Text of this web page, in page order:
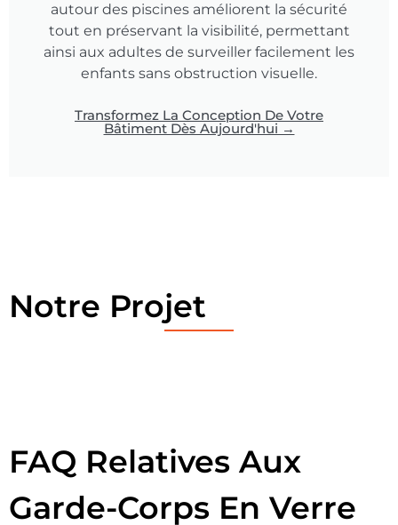
autour des piscines améliorent la sécurité
tout en préservant la visibilité, permettant
ainsi aux adultes de surveiller facilement les
enfants sans obstruction visuelle.
Transformez La Conception De Votre
Bâtiment Dès Aujourd'hui →
Notre Projet
FAQ Relatives Aux
Garde-Corps En Verre